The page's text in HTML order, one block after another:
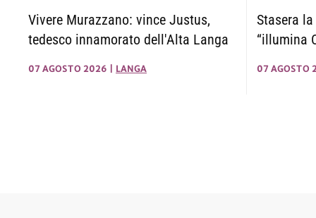
Vivere Murazzano: vince Justus,
tedesco innamorato dell'Alta Langa
07 AGOSTO 2026 LANGA
Stasera
“illumina
07 AGOSTO